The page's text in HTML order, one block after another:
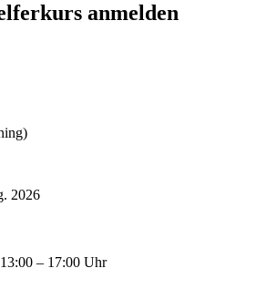
anmelden
2026
13:00 – 17:00 Uhr